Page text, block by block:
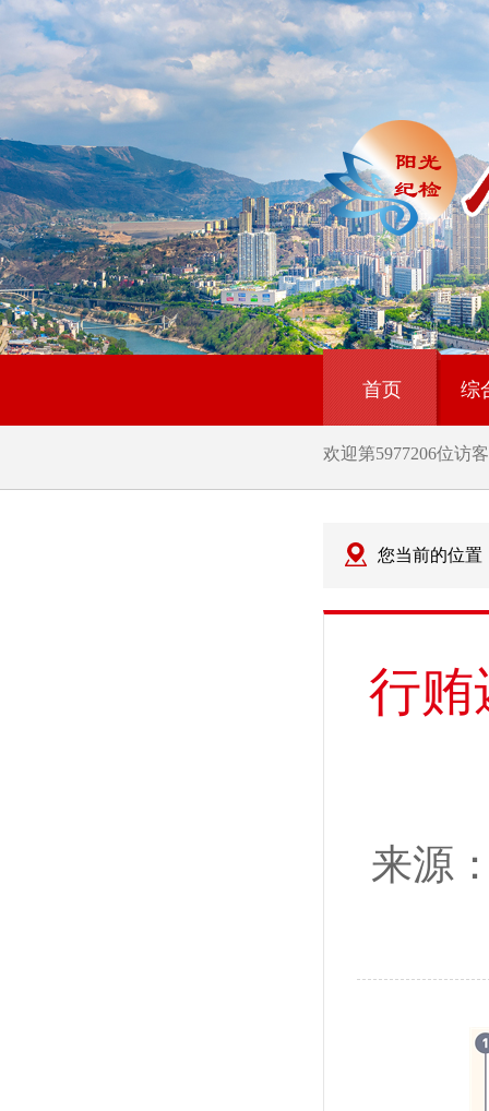
首页 综
欢迎第5977206位访客
您当前的位置
行贿
来源